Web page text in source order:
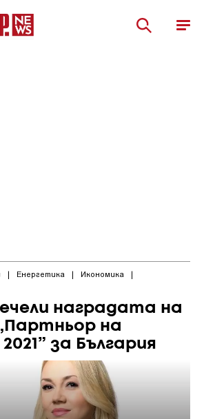
| Енергетика | Икономика |
наградата на
на
за България